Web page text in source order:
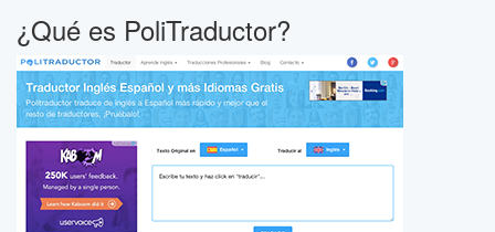
¿Qué es PoliTraductor?